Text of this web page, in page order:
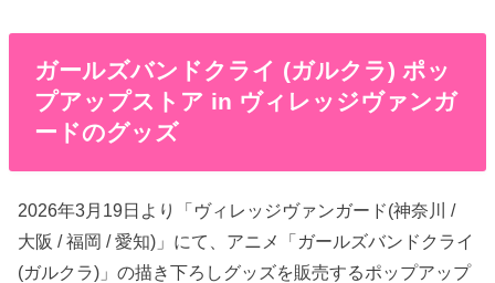
ガールズバンドクライ (ガルクラ) ポッ
プアップストア in ヴィレッジヴァンガ
ードのグッズ
2026年3月19日より「ヴィレッジヴァンガード(神奈川 /
大阪 / 福岡 / 愛知)」にて、アニメ「ガールズバンドクライ
(ガルクラ)」の描き下ろしグッズを販売するポップアップ